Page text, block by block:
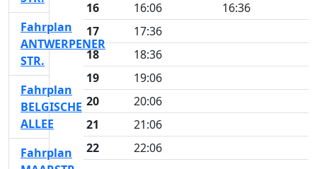
16
16:06
16:36
17
17:36
18
18:36
19
19:06
20
20:06
21
21:06
22
22:06
Fahrplan
ANTWERPENER
STR.
Fahrplan
BELGISCHE
ALLEE
Fahrplan